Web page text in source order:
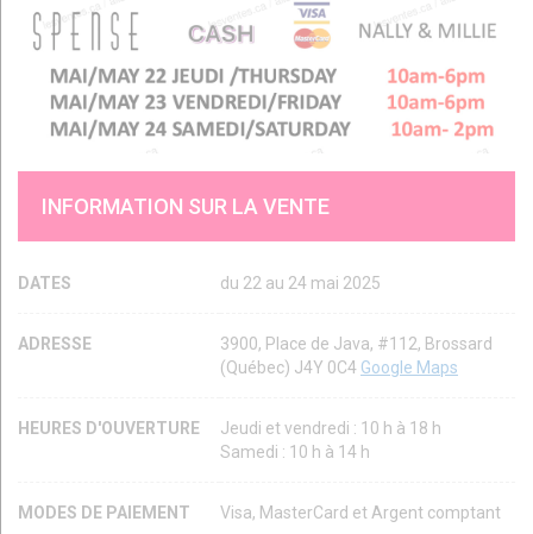
INFORMATION SUR LA VENTE
DATES du 22 au 24 mai 2025
ADRESSE
3900, Place de Java, #112, Brossard
(Québec) J4Y 0C4 Google Maps
HEURES D'OUVERTURE
Jeudi et vendredi : 10 h à 18 h
Samedi : 10 h à 14 h
MODES DE PAIEMENT Visa, MasterCard et Argent comptant